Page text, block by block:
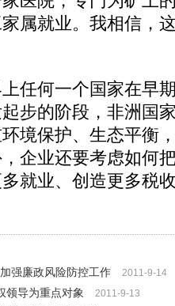
属就业。我相信，
何一个国家在早
步的阶段，非洲国
境保护、生态平衡
企业还要考虑如何
就业、创造更多税
强廉政风险防控工作
2011-9-14
领导为重点对象 2011-9-13